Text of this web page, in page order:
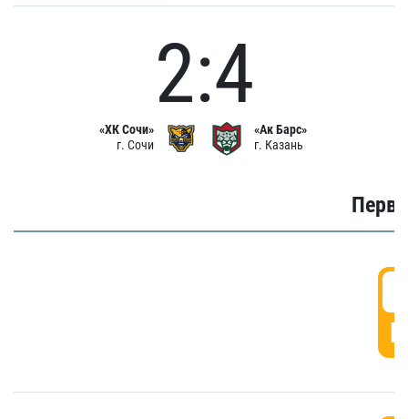
«ХК Сочи»
г. Сочи
2:4
«Ак Барс»
г. Казань